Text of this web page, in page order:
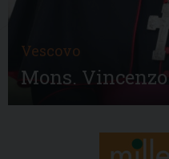
Vescovo
Mons.